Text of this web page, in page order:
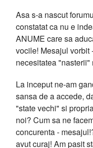
Asa s-a nascut
constatat ca nu e
ANUME care sa
vocile! Mesajul vorbit
necesitatea "nasterii"
La inceput ne-am
sansa de a accede,
"state vechi" si
noi? Cum sa ne
concurenta -
avut curaj! Am pasit